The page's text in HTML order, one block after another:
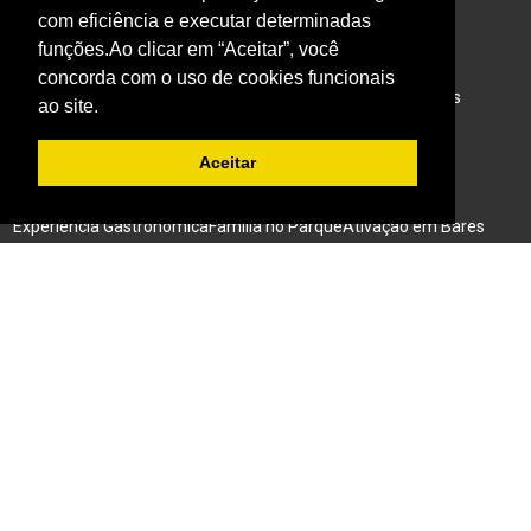
com eficiência e executar determinadas
funções.Ao clicar em “Aceitar”, você
concorda com o uso de cookies funcionais
ao site.
Aceitar
BaresSP Eventos
Eventos Sociais Eventos Corporativos
Feiras de Negócios
Cervejas Especiais
Buffet para Eventos
Nossos Projetos
Experiência GastronômicaFamília no ParqueAtivação em Bares